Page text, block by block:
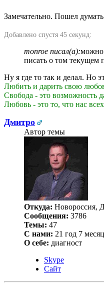
Замечательно. Пошел думать
Добавлено спустя 45 секунд:
monroe писал(а):можно
писать о том текущем
Ну я где то так и делал. Но
Любить и дарить свою
Свобода - это возможность
Любовь - это то, что нас
Дмитро
Автор темы
Откуда: Новороссия,
Сообщения: 3786
Темы: 47
С нами: 21 год 7
О себе: диагност
Skype
Сайт